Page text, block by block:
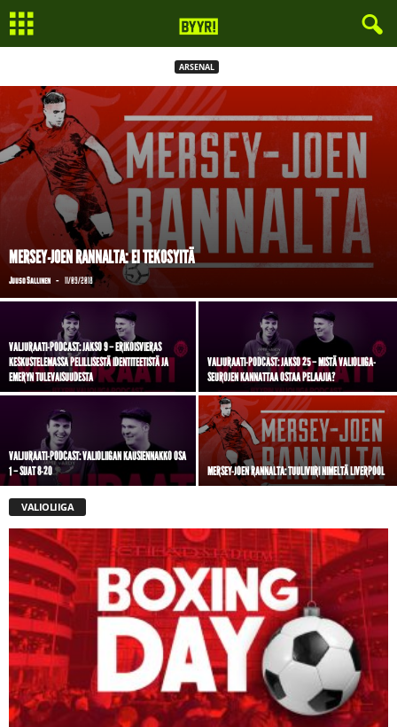
ARSENAL
MERSEY-JOEN RANNALTA: EI TEKOSYITÄ
Juuso Sallinen - 11/09/2018
VALJURAATI-PODCAST: JAKSO 9 – ERIKOISVIERAS
KESKUSTELEMASSA PELILLISESTÄ IDENTITEETISTÄ JA
EMERYN TULEVAISUUDESTA
VALJURAATI-PODCAST: JAKSO 25 – MISTÄ VALIOLIIGA-
SEUROJEN KANNATTAA OSTAA PELAAJIA?
VALJURAATI-PODCAST: VALIOLIIGAN KAUSIENNAKKO OSA
1 – SIJAT 8-20
MERSEY-JOEN RANNALTA: TUULIVIIRI NIMELTÄ LIVERPOOL
VALIOLIIGA